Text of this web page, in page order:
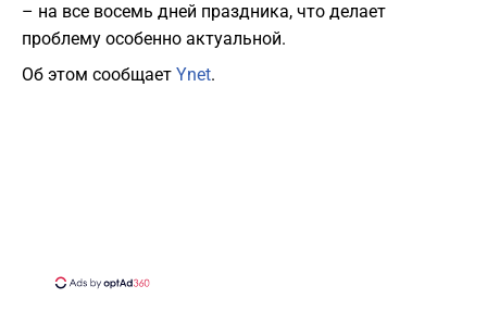
– на все восемь дней праздника, что делает
проблему особенно актуальной.
Об этом сообщает Ynet.